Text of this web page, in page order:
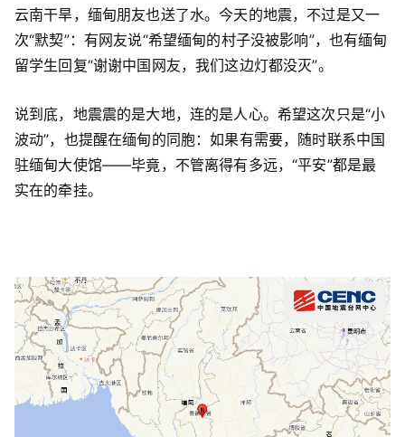
云南干旱，缅甸朋友也送了水。今天的地震，不过是又一
次“默契”：有网友说“希望缅甸的村子没被影响”，也有缅甸
留学生回复“谢谢中国网友，我们这边灯都没灭”。
说到底，地震震的是大地，连的是人心。希望这次只是“小
波动”，也提醒在缅甸的同胞：如果有需要，随时联系中国
驻缅甸大使馆——毕竟，不管离得有多远，“平安”都是最
实在的牵挂。